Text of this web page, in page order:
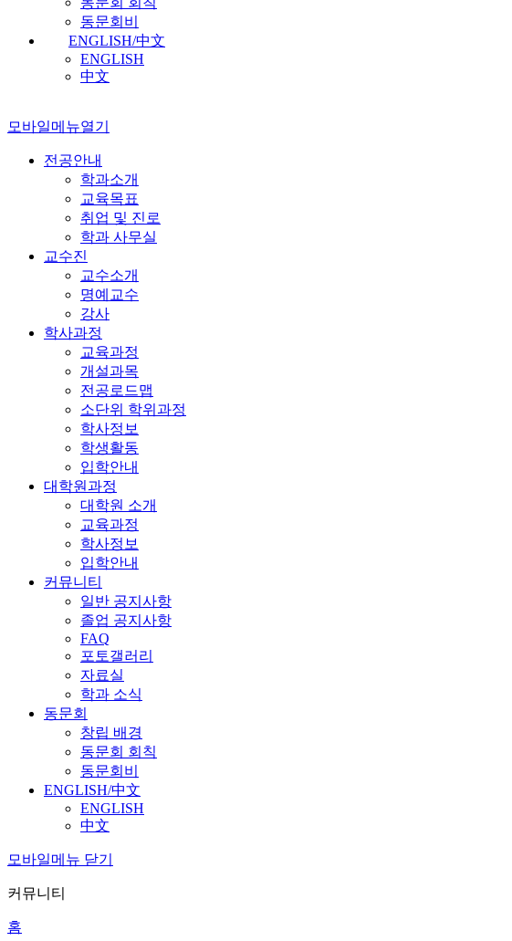
동문회비
ENGLISH/中文
ENGLISH
中文
모바일메뉴열기
전공안내
학과소개
교육목표
취업 및 진로
학과 사무실
교수진
교수소개
명예교수
강사
학사과정
교육과정
개설과목
전공로드맵
소단위 학위과정
학사정보
학생활동
입학안내
대학원과정
대학원 소개
교육과정
학사정보
입학안내
커뮤니티
일반 공지사항
졸업 공지사항
FAQ
포토갤러리
자료실
학과 소식
동문회
창립 배경
동문회 회칙
동문회비
ENGLISH/中文
ENGLISH
中文
모바일메뉴 닫기
커뮤니티
홈